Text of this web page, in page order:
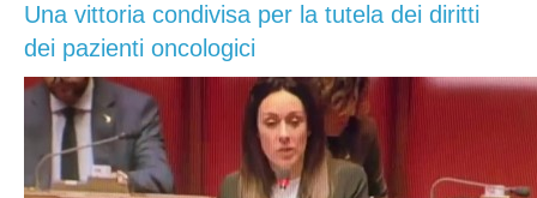
Una vittoria condivisa per la tutela dei diritti
dei pazienti oncologici